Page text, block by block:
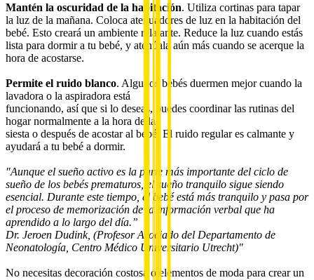
Mantén la oscuridad de la habitación. Utiliza cortinas para tapar
la luz de la mañana. Coloca atenuadores de luz en la habitación del
bebé. Esto creará un ambiente relajante. Reduce la luz cuando estás
lista para dormir a tu bebé, y atenúala aún más cuando se acerque la
hora de acostarse.
Permite el ruido blanco. Algunos bebés duermen mejor cuando la
lavadora o la aspiradora está
funcionando, así que si lo deseas, puedes coordinar las rutinas del
hogar normalmente a la hora de la
siesta o después de acostar al bebé. El ruido regular es calmante y
ayudará a tu bebé a dormir.
"Aunque el sueño activo es la parte más importante del ciclo de
sueño de los bebés prematuros, el sueño tranquilo sigue siendo
esencial. Durante este tiempo, el bebé está más tranquilo y pasa por
el proceso de memorización de la información verbal que ha
aprendido a lo largo del día.”
Dr. Jeroen Dudink, (Profesor Asociado del Departamento de
Neonatología, Centro Médico Universitario Utrecht)"
No necesitas decoración costosa o elementos de moda para crear un